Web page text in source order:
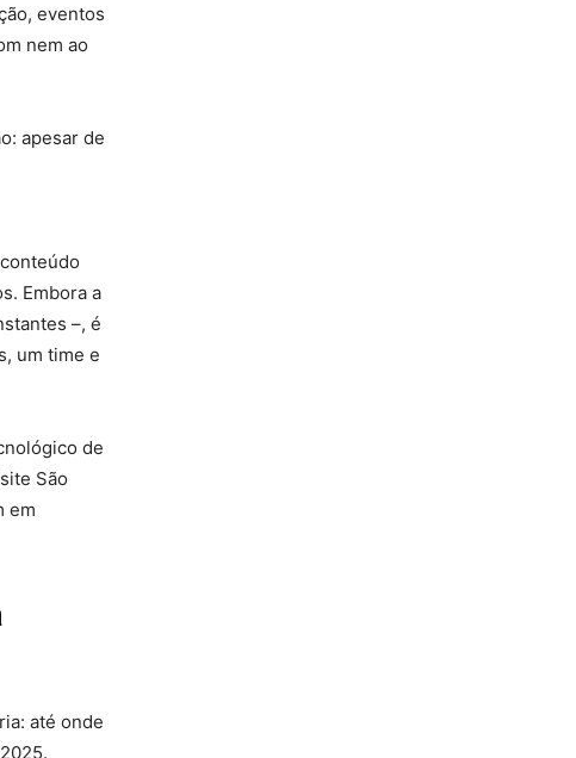
eventos
nem ao
apesar de
Embora a
–, é
um time e
de
São
em